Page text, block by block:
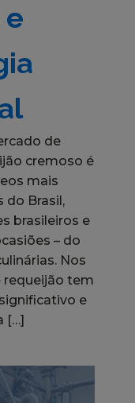
de
cremoso é
mais
do Brasil,
brasileiros e
– do
Nos
requeijão tem
e
[…]